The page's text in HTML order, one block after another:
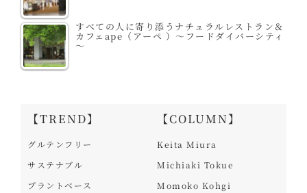
すべての人に寄り添うナチュラルレストラン＆
カフェape（アーペ ）～フードダイバーシティ
～
【TREND】
グルテンフリー
サステナブル
プラントベース
【COLUMN】
Keita Miura
Michiaki Tokue
Momoko Kohgi